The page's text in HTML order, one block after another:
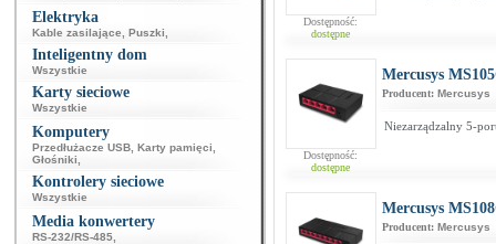
Elektryka
Kable zasilające Puszki
Inteligentny dom
Wszystkie
Karty sieciowe
Wszystkie
Komputery
Przedłużacze USB Karty pamięci
Głośniki
Kontrolery sieciowe
Wszystkie
Media konwertery
RS-232/RS-485
Dostępność:
dostępne
Dostępność:
dostępne
Mercusys
Producent: Mercusys
Niezarządzalny 5-
Mercusys
Producent: Mercusys